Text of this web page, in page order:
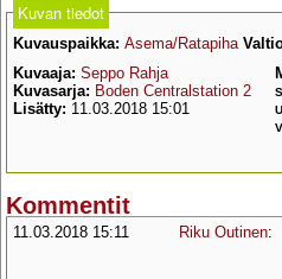
Kuvan tiedot
Kuvauspaikka: Asema/Ratapiha
Kuvaaja: Seppo Rahja
Kuvasarja: Boden Centralstation 2
Lisätty: 11.03.2018 15:01
Kommentit
11.03.2018 15:11 Riku Outinen: